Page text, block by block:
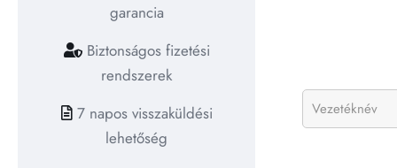
garancia
Biztonságos fizetési
rendszerek
7 napos visszaküldési
lehetőség